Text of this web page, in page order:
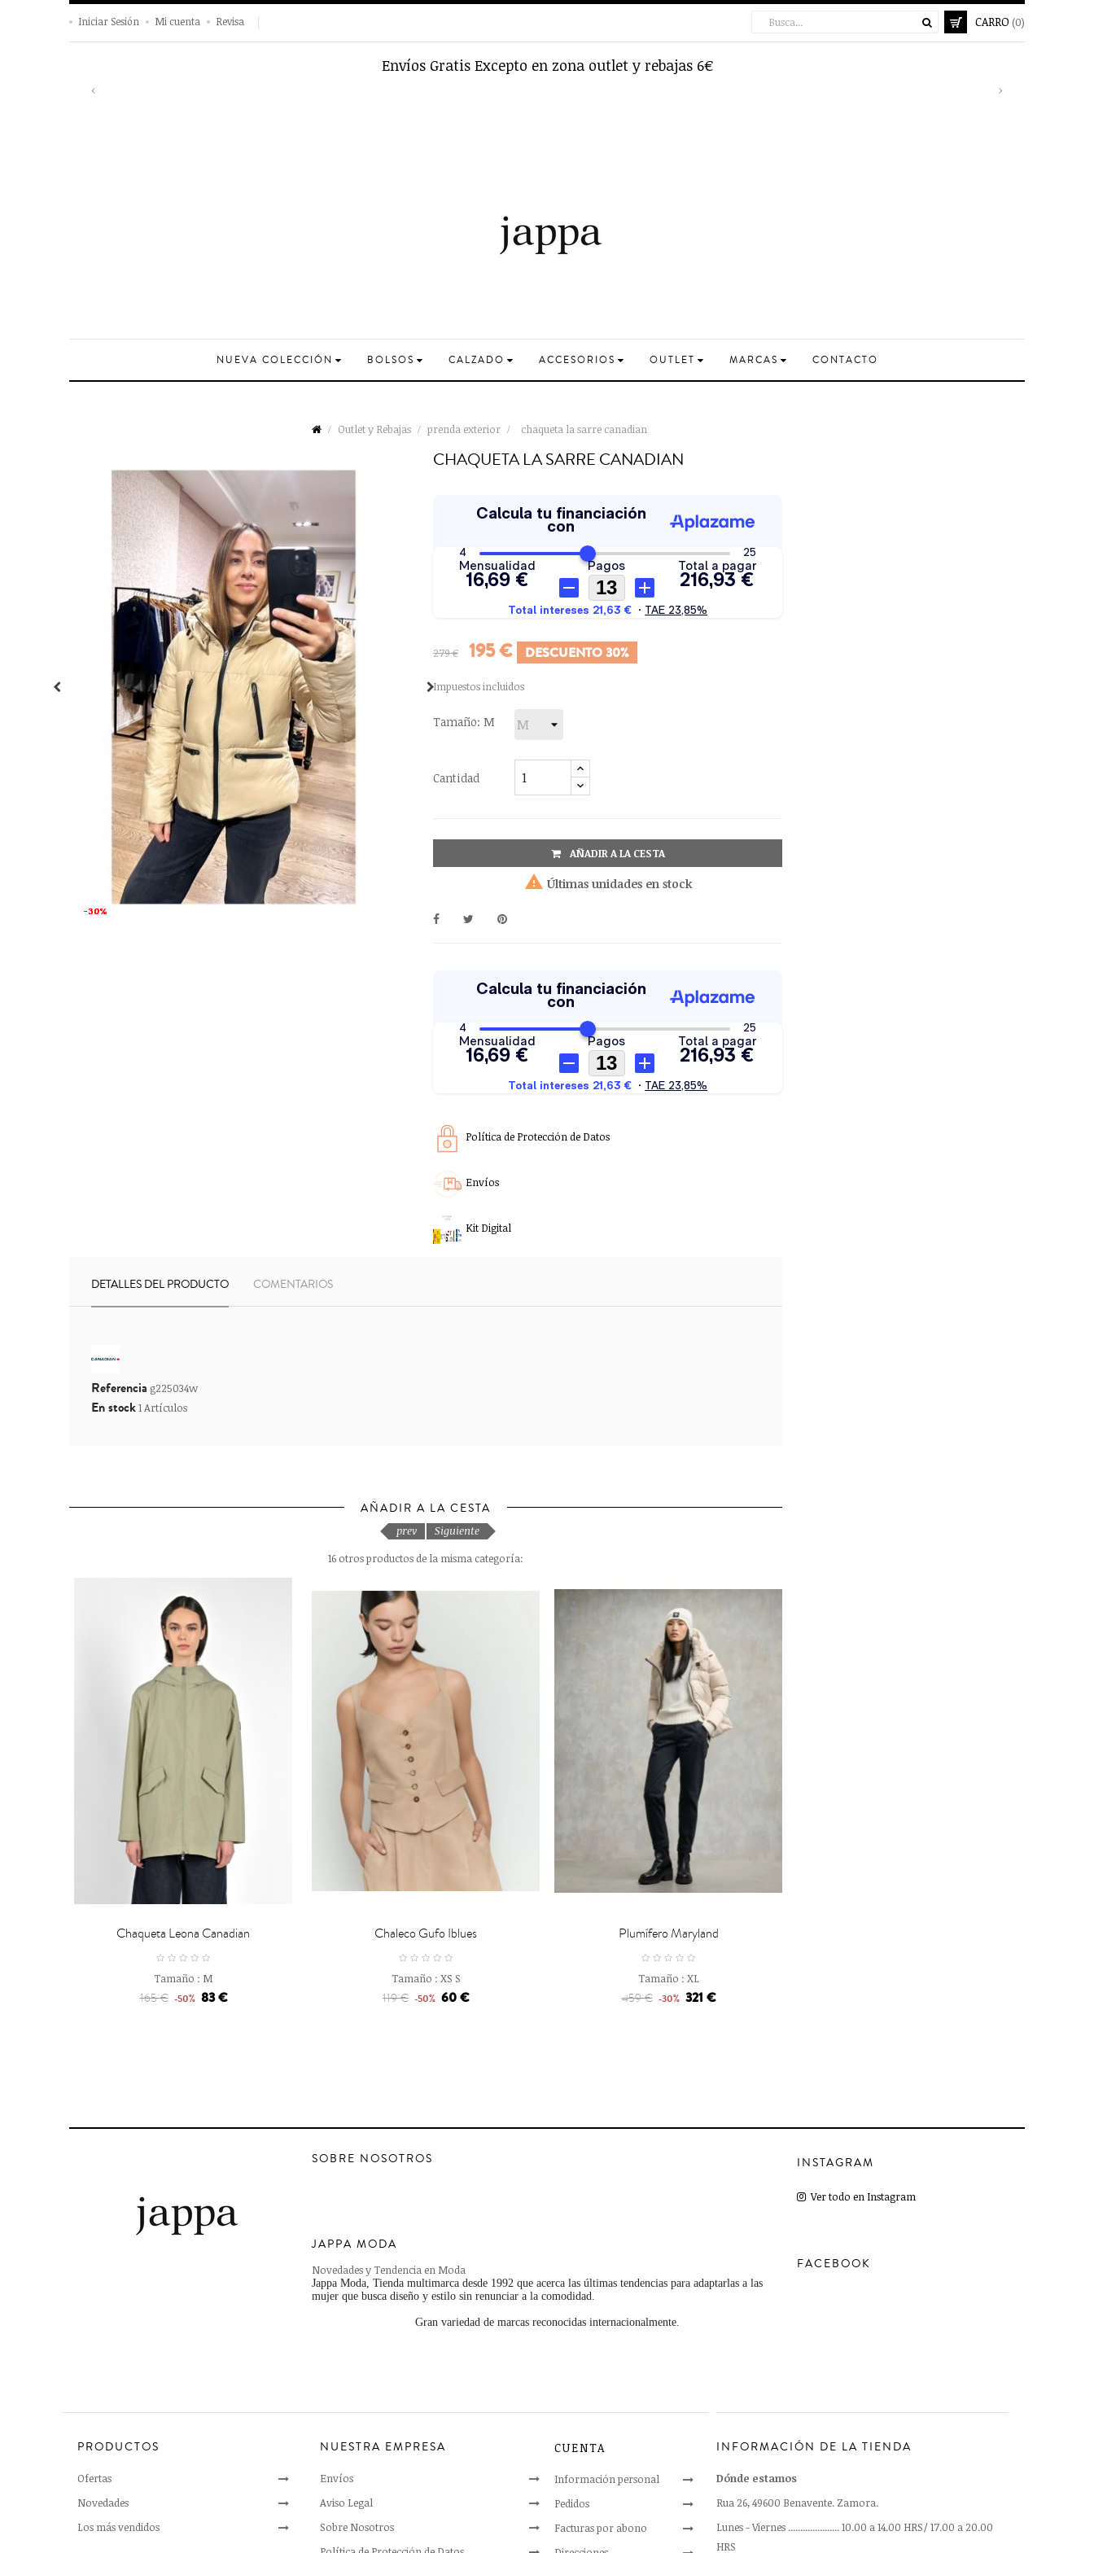
Iniciar Sesión Mi cuenta Revisa CARRO (0)
Envíos Gratis Excepto en zona outlet y rebajas 6€
‹ ›
NUEVA COLECCIÓN BOLSOS CALZADO ACCESORIOS OUTLET MARCAS CONTACTO
Outlet y Rebajas prenda exterior chaqueta la sarre canadian
-30%
-30%
CHAQUETA LA SARRE CANADIAN
279 € 195 € DESCUENTO 30%
Impuestos incluidos
Tamaño: M
Cantidad
AÑADIR A LA CESTA
 Últimas unidades en stock
Política de Protección de Datos
Envíos
Kit Digital
DETALLES DEL PRODUCTO COMENTARIOS
Referencia g225034w
En stock1 Artículos
AÑADIR A LA CESTA
16 otros productos de la misma categoría:
Chaqueta Leona Canadian
Tamaño : M
165 € -50% 83 €
Chaleco Gufo Iblues
Tamaño : XS S
119 € -50% 60 €
Plumífero Maryland
Tamaño : XL
459 € -30% 321 €
prev Siguiente
SOBRE NOSOTROS
JAPPA MODA
Novedades y Tendencia en Moda
Jappa Moda, Tienda multimarca desde 1992 que acerca las últimas tendencias para adaptarlas a las
mujer que busca diseño y estilo sin renunciar a la comodidad.
Gran variedad de marcas reconocidas internacionalmente.
INSTAGRAM
Ver todo en Instagram
FACEBOOK
PRODUCTOS
Ofertas
Novedades
Los más vendidos
NUESTRA EMPRESA
Envíos
Aviso Legal
Sobre Nosotros
CUENTA
Información personal
Pedidos
Facturas por abono
INFORMACIÓN DE LA TIENDA
Dónde estamos
Rua 26, 49600 Benavente. Zamora.
Lunes - Viernes ..................... 10.00 a 14.00 HRS/ 17.00 a 20.00
HRS